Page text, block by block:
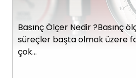
Basınç Ölçer Nedir ?Basınç
süreçler başta olmak üzere
çok…